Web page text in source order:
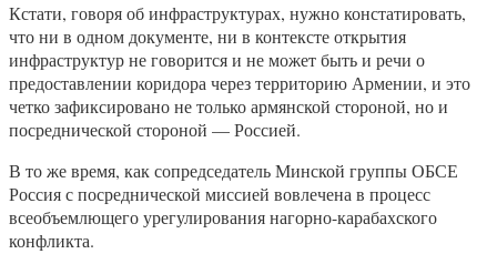
Кстати, говоря об инфраструктурах, нужно констатировать,
что ни в одном документе, ни в контексте открытия
инфраструктур не говорится и не может быть и речи о
предоставлении коридора через территорию Армении, и это
четко зафиксировано не только армянской стороной, но и
посреднической стороной — Россией.
В то же время, как сопредседатель Минской группы ОБСЕ
Россия с посреднической миссией вовлечена в процесс
всеобъемлющего урегулирования нагорно-карабахского
конфликта.